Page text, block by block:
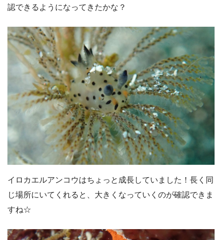
認できるようになってきたかな？
イロカエルアンコウはちょっと成長していました！長く同
じ場所にいてくれると、大きくなっていくのが確認できま
すね☆